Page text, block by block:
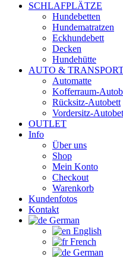
SCHLAFPLÄTZE
Hundebetten
Hundematratzen
Eckhundebett
Decken
Hundehütte
AUTO &
Automatte
Kofferraum-
Rücksitz-Autobett
Vordersitz-
OUTLET
Info
Über uns
Shop
Mein Konto
Checkout
Warenkorb
Kundenfotos
Kontakt
German
English
French
German